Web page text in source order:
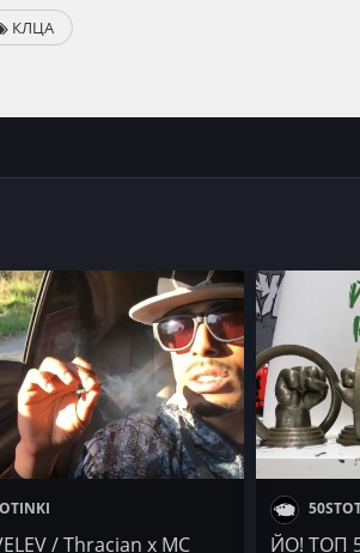
КЛЦА
/ Thracian x MC ЙО! ТОП